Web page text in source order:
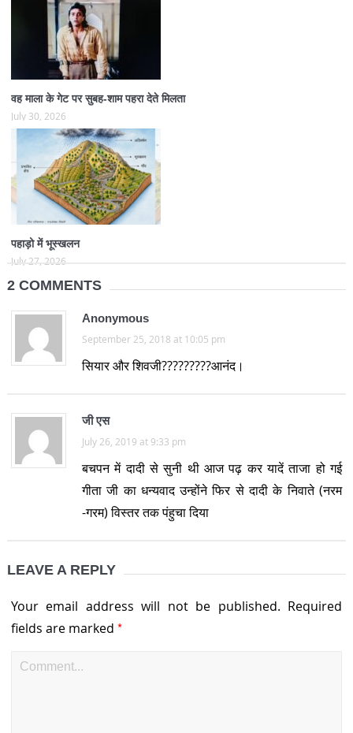
वह माला के गेट पर सुबह-शाम पहरा देते मिलता
July 30, 2026
पहाड़ो में भूस्खलन
July 27, 2026
2 COMMENTS
Anonymous
September 25, 2018 at 10:05 pm
सियार और शिवजी?????????आनंद।
जी एस
July 26, 2019 at 9:33 pm
बचपन में दादी से सुनी थी आज पढ़ कर यादें ताजा हो गई
गीता जी का धन्यवाद उन्होंने फिर से दादी के निवाते (नरम
-गरम) विस्तर तक पंहुचा दिया
LEAVE A REPLY
Your email address will not be published. Required
fields are marked *